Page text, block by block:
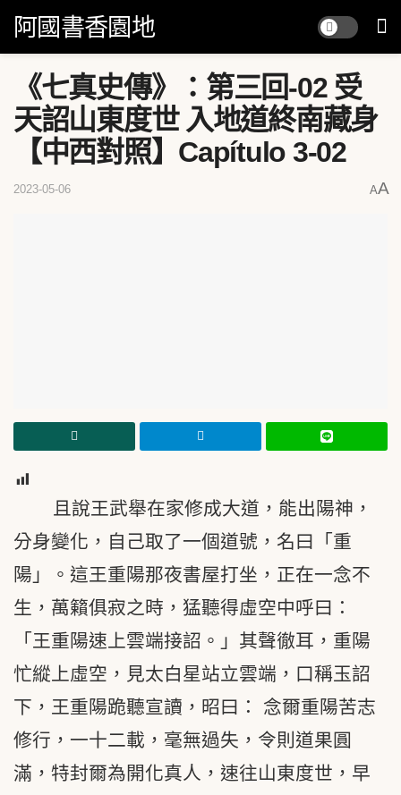
阿國書香園地
《七真史傳》：第三回-02 受
天詔山東度世 入地道終南藏身
【中西對照】Capítulo 3-02
2023-05-06 AA
且說王武舉在家修成大道，能出陽神，
分身變化，自己取了一個道號，名曰「重
陽」。這王重陽那夜書屋打坐，正在一念不
生，萬籟俱寂之時，猛聽得虛空中呼曰：
「王重陽速上雲端接詔。」其聲徹耳，重陽
忙縱上虛空，見太白星站立雲端，口稱玉詔
下，王重陽跪聽宣讀，昭曰： 念爾重陽苦志
修行，一十二載，毫無過失，令則道果圓
滿，特封爾為開化真人，速往山東度世，早